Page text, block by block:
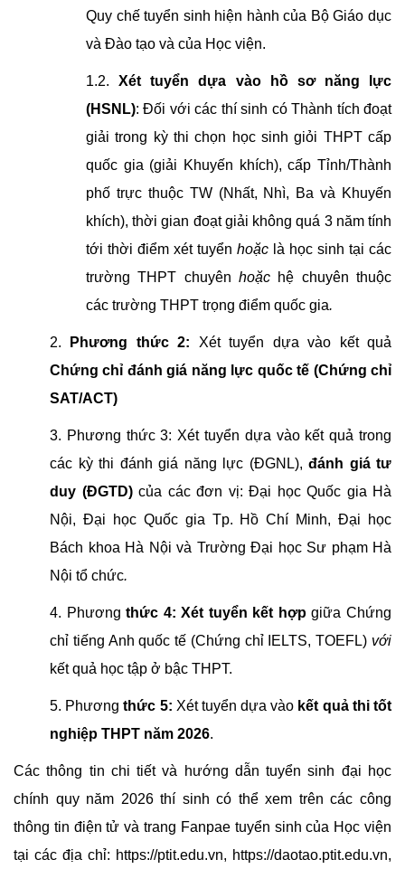
Quy chế tuyển sinh hiện hành của Bộ Giáo dục
và Đào tạo và của Học viện.
1.2. Xét tuyển dựa vào hồ sơ năng lực
(HSNL): Đối với các thí sinh có Thành tích đoạt
giải trong kỳ thi chọn học sinh giỏi THPT cấp
quốc gia (giải Khuyến khích), cấp Tỉnh/Thành
phố trực thuộc TW (Nhất, Nhì, Ba và Khuyến
khích), thời gian đoạt giải không quá 3 năm tính
tới thời điểm xét tuyển hoặc là học sinh tại các
trường THPT chuyên hoặc hệ chuyên thuộc
các trường THPT trọng điểm quốc gia.
2. Phương thức 2: Xét tuyển dựa vào kết quả
Chứng chỉ đánh giá năng lực quốc tế (Chứng chỉ
SAT/ACT)
3. Phương thức 3: Xét tuyển dựa vào kết quả trong
các kỳ thi đánh giá năng lực (ĐGNL), đánh giá tư
duy (ĐGTD)của các đơn vị: Đại học Quốc gia Hà
Nội, Đại học Quốc gia Tp. Hồ Chí Minh, Đại học
Bách khoa Hà Nội và Trường Đại học Sư phạm Hà
Nội tổ chức.
4. Phương thức 4: Xét tuyển kết hợpgiữa Chứng
chỉ tiếng Anh quốc tế (Chứng chỉ IELTS, TOEFL) với
kết quả học tập ở bậc THPT.
5. Phương thức 5: Xét tuyển dựa vào kết quả thi tốt
nghiệp THPT năm 2026.
Các thông tin chi tiết và hướng dẫn tuyển sinh đại học
chính quy năm 2026 thí sinh có thể xem trên các công
thông tin điện tử và trang Fanpae tuyển sinh của Học viện
tại các địa chỉ: https://ptit.edu.vn, https://daotao.ptit.edu.vn,